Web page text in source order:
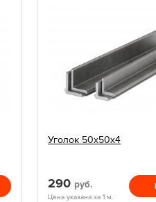
Уголок 50х50х4
290 руб.
Цена указана за 1 м.